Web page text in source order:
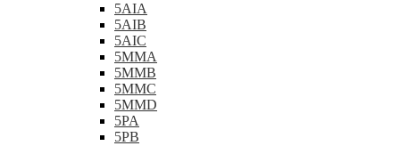
5AIA
5AIB
5AIC
5MMA
5MMB
5MMC
5MMD
5PA
5PB